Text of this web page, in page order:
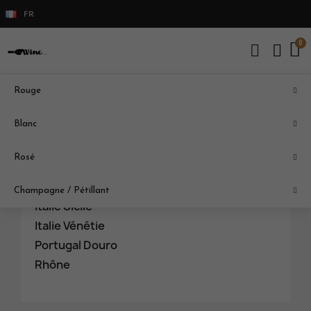
FR
Rouge
Blanc
Rosé
Champagne / Pétillant
BLANC
Italie Pouille
Italie Sicile
Italie Vénétie
Portugal Douro
Rhône